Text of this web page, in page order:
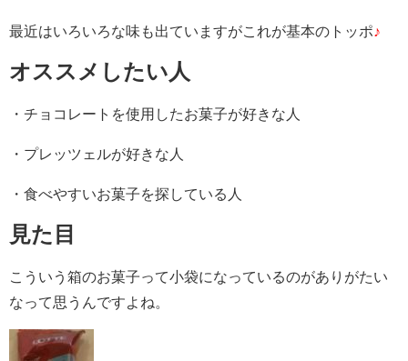
最近はいろいろな味も出ていますがこれが基本のトッポ ♪
オススメしたい人
・チョコレートを使用したお菓子が好きな人
・プレッツェルが好きな人
・食べやすいお菓子を探している人
見た目
こういう箱のお菓子って小袋になっているのがありがたい
なって思うんですよね。